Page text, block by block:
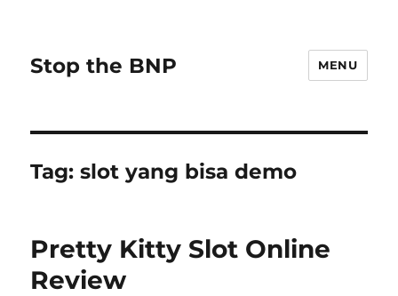
Stop the BNP MENU
Tag:slot yang bisa demo
Pretty Kitty Slot Online
Review